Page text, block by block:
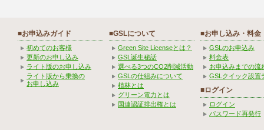
■お申込みガイド
初めてのお客様
更新のお申し込み
ライト版のお申し込み
ライト版から乗換の
お申し込み
■GSLについて
Green Site Licenseとは？
GSL誕生秘話
選べる3つのCO2削減活動
GSLの仕組みについて
植林とは
グリーン電力とは
国連認証排出権とは
■お申し込み・料金
GSLのお申込み
料金表
お申込みまでの流
GSLクイック設置
■ログイン
ログイン
パスワード再発行